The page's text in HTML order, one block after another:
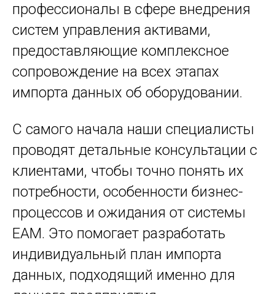
профессионалы в сфере внедрения
систем управления активами,
предоставляющие комплексное
сопровождение на всех этапах
импорта данных об оборудовании.
С самого начала наши специалисты
проводят детальные консультации с
клиентами, чтобы точно понять их
потребности, особенности бизнес-
процессов и ожидания от системы
EAM. Это помогает разработать
индивидуальный план импорта
данных, подходящий именно для